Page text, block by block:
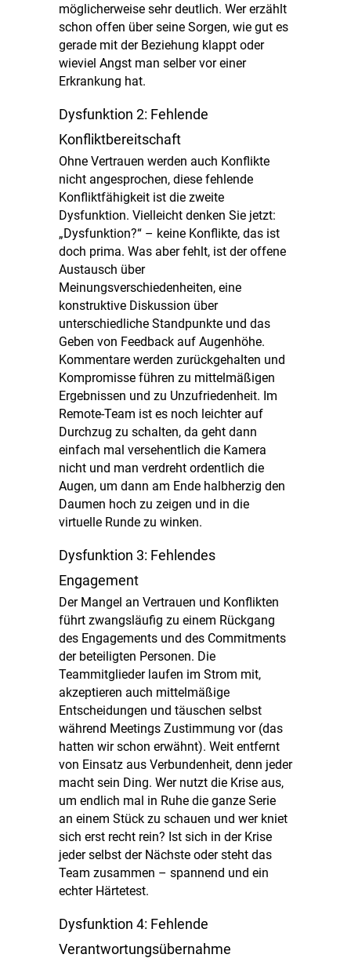
möglicherweise sehr deutlich. Wer erzählt
schon offen über seine Sorgen, wie gut es
gerade mit der Beziehung klappt oder
wieviel Angst man selber vor einer
Erkrankung hat.
Dysfunktion 2: Fehlende
Konfliktbereitschaft
Ohne Vertrauen werden auch Konflikte
nicht angesprochen, diese fehlende
Konfliktfähigkeit ist die zweite
Dysfunktion. Vielleicht denken Sie jetzt:
„Dysfunktion?“ – keine Konflikte, das ist
doch prima. Was aber fehlt, ist der offene
Austausch über
Meinungsverschiedenheiten, eine
konstruktive Diskussion über
unterschiedliche Standpunkte und das
Geben von Feedback auf Augenhöhe.
Kommentare werden zurückgehalten und
Kompromisse führen zu mittelmäßigen
Ergebnissen und zu Unzufriedenheit. Im
Remote-Team ist es noch leichter auf
Durchzug zu schalten, da geht dann
einfach mal versehentlich die Kamera
nicht und man verdreht ordentlich die
Augen, um dann am Ende halbherzig den
Daumen hoch zu zeigen und in die
virtuelle Runde zu winken.
Dysfunktion 3: Fehlendes
Engagement
Der Mangel an Vertrauen und Konflikten
führt zwangsläufig zu einem Rückgang
des Engagements und des Commitments
der beteiligten Personen. Die
Teammitglieder laufen im Strom mit,
akzeptieren auch mittelmäßige
Entscheidungen und täuschen selbst
während Meetings Zustimmung vor (das
hatten wir schon erwähnt). Weit entfernt
von Einsatz aus Verbundenheit, denn jeder
macht sein Ding. Wer nutzt die Krise aus,
um endlich mal in Ruhe die ganze Serie
an einem Stück zu schauen und wer kniet
sich erst recht rein? Ist sich in der Krise
jeder selbst der Nächste oder steht das
Team zusammen – spannend und ein
echter Härtetest.
Dysfunktion 4: Fehlende
Verantwortungsübernahme